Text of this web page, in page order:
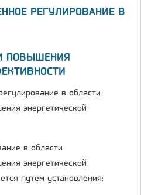
РЕГУЛИРОВАНИЕ В
ПОВЫШЕНИЯ
в области
энергетической
в области
энергетической
путем установления: